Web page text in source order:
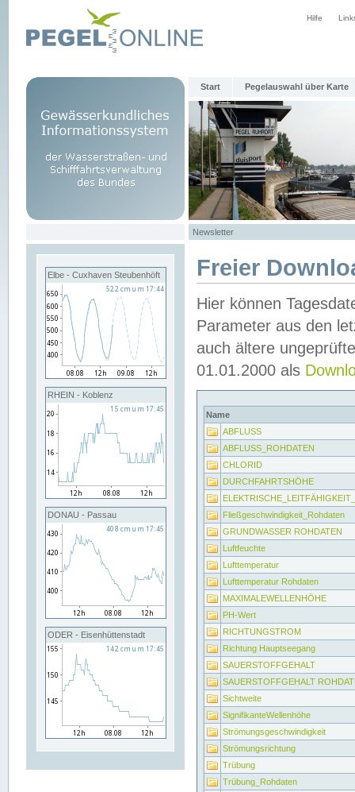
Hilfe
Start Pegelauswahl über Karte
Newsletter
Elbe - Cuxhaven Steubenhöft
RHEIN - Koblenz
DONAU - Passau
ODER - Eisenhüttenstadt
Freier
Hier können
Parameter aus den
auch ältere
01.01.2000 als
Name
ABFLUSS
ABFLUSS_ROHDATEN
CHLORID
DURCHFAHRTSHÖHE
Fließgeschwindigkeit_Rohdaten
GRUNDWASSER ROHDATEN
Luftfeuchte
Lufttemperatur
Lufttemperatur Rohdaten
MAXIMALEWELLENHÖHE
PH-Wert
RICHTUNGSTROM
Richtung Hauptseegang
SAUERSTOFFGEHALT
SAUERSTOFFGEHALT
Sichtweite
SignifikanteWellenhöhe
Strömungsgeschwindigkeit
Strömungsrichtung
Trübung
Trübung_Rohdaten